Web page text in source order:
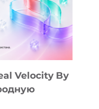
Velocity By